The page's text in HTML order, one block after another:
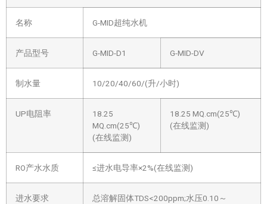
名称 G-MID超纯水机
产品型号 G-MID-D1 G-MID-DV
制水量 10/20/40/60/(升/小时)
UP电阻率
18.25
MQ.cm(25℃)
(在线监测)
18.25 MQ.cm(25℃)
(在线监测)
RO产水水质 ≤进水电导率×2%(在线监测)
进水要求
总溶解固体TDS<200ppm;水压0.10～